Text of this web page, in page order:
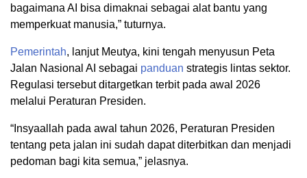
bagaimana AI bisa dimaknai sebagai alat bantu yang
memperkuat manusia,” tuturnya.
Pemerintah, lanjut Meutya, kini tengah menyusun Peta
Jalan Nasional AI sebagai panduan strategis lintas sektor.
Regulasi tersebut ditargetkan terbit pada awal 2026
melalui Peraturan Presiden.
“Insyaallah pada awal tahun 2026, Peraturan Presiden
tentang peta jalan ini sudah dapat diterbitkan dan menjadi
pedoman bagi kita semua,” jelasnya.